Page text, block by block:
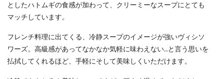
としたハトムギの食感が加わって、クリーミーなスープにとても
マッチしています。
フレンチ料理に出てくる、冷静スープのイメージが強いヴィシソ
ワーズ。高級感があってなかなか気軽に味わえない…と言う思いを
払拭してくれるほど、手軽にそして美味しくいただけます。